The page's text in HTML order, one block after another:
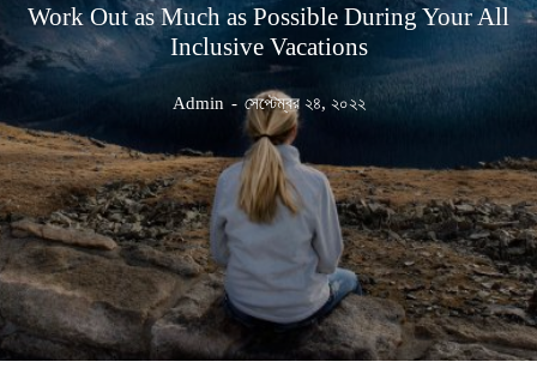
Work Out as Much as Possible During Your All
Inclusive Vacations
Admin - সেপ্টেম্বর ২৪, ২০২২